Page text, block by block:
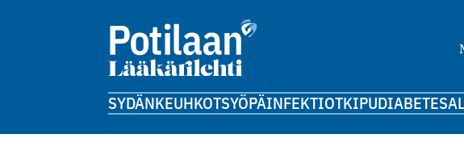
SYDÄNKEUHKOTSYÖPÄINFEKTIOTKIPUDIABETES